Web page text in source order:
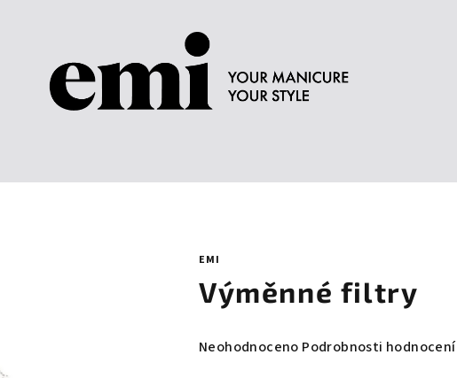
EMI
Výměnné filtry
Průměrné
Neohodnoceno Podrobnosti hodnocení